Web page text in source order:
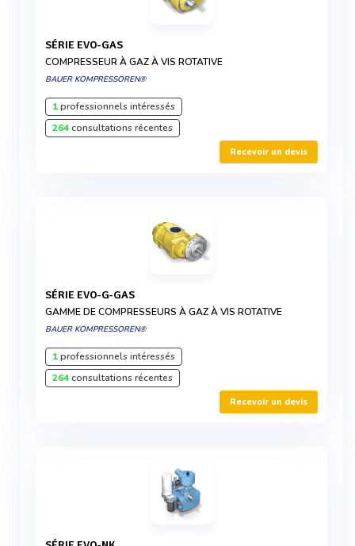
SÉRIE EVO-GAS
COMPRESSEUR À GAZ À VIS ROTATIVE
BAUER KOMPRESSOREN®
1professionnels intéressés
264consultations récentes
Recevoir un devis
SÉRIE EVO-G-GAS
GAMME DE COMPRESSEURS À GAZ À VIS ROTATIVE
BAUER KOMPRESSOREN®
1professionnels intéressés
264consultations récentes
Recevoir un devis